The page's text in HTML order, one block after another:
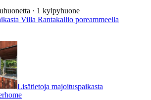
· 1 kylpyhuone
Villa Rantakallio poreammeella
Lisätietoja majoituspaikasta